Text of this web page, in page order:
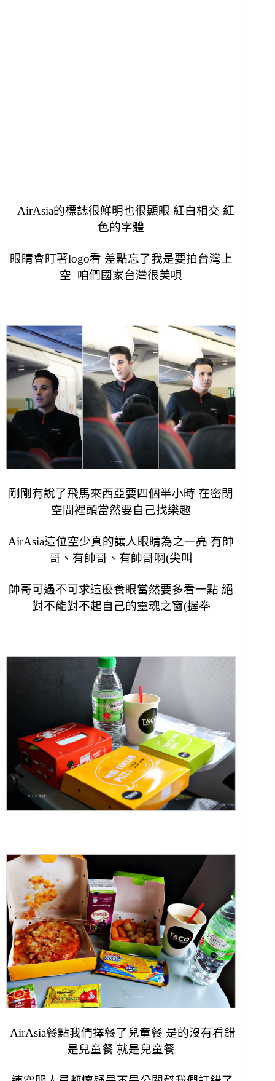
AirAsia的標誌很鮮明也很顯眼 紅白相交 紅
色的字體
眼睛會盯著logo看 差點忘了我是要拍台灣上
空 咱們國家台灣很美唄
剛剛有說了飛馬來西亞要四個半小時 在密閉
空間裡頭當然要自己找樂趣
AirAsia這位空少真的讓人眼睛為之一亮 有帥
哥、有帥哥、有帥哥啊(尖叫
帥哥可遇不可求這麼養眼當然要多看一點 絕
對不能對不起自己的靈魂之窗(握拳
AirAsia餐點我們擇餐了兒童餐 是的沒有看錯
是兒童餐 就是兒童餐